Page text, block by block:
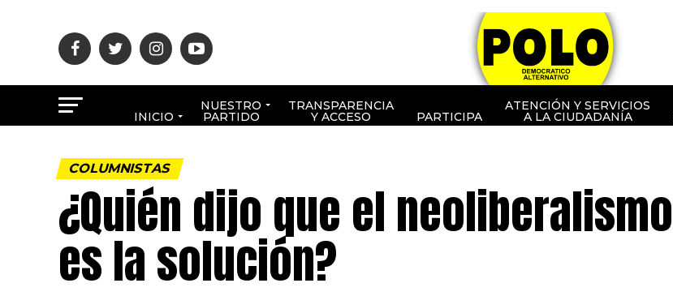
INICIO
NUESTRO
PARTIDO
TRANSPARENCIA
Y ACCESO PARTICIPA
ATENCIÓN Y SERVICIOS
A LA CIUDADANÍA
COLUMNISTAS
¿Quién dijo que el neoliberalismo
es la solución?